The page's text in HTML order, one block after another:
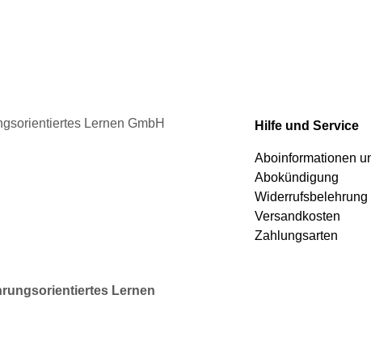
Lernen GmbH
Lernen
Hilfe und Service
Aboinformationen
Abokündigung
Widerrufsbelehrung
Versandkosten
Zahlungsarten